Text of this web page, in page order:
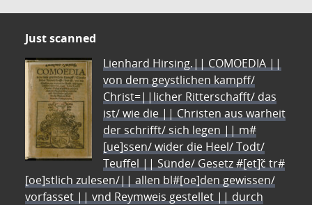
Just scanned
Lienhard Hirsing.|| COMOEDIA ||
von dem geystlichen kampff/
Christ=||licher Ritterschafft/ das
ist/ wie die || Christen aus warheit
der schrifft/ sich legen || m#
[ue]ssen/ wider die Heel/ Todt/
Teuffel || Sünde/ Gesetz #[et]c̃ tr#
[oe]stlich zulesen/|| allen bl#[oe]den gewissen/
vorfasset || vnd Reymweis gestellet || durch